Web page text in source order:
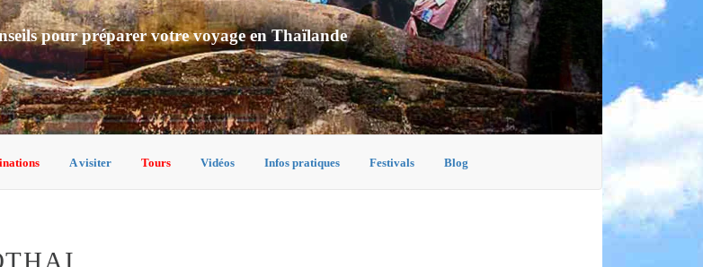
pour préparer votre voyage en Thaïlande
A visiter Tours Vidéos Infos pratiques Festivals Blog